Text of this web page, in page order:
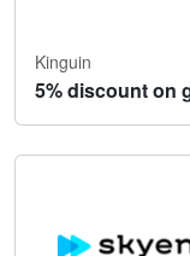
Kinguin
5% discount on